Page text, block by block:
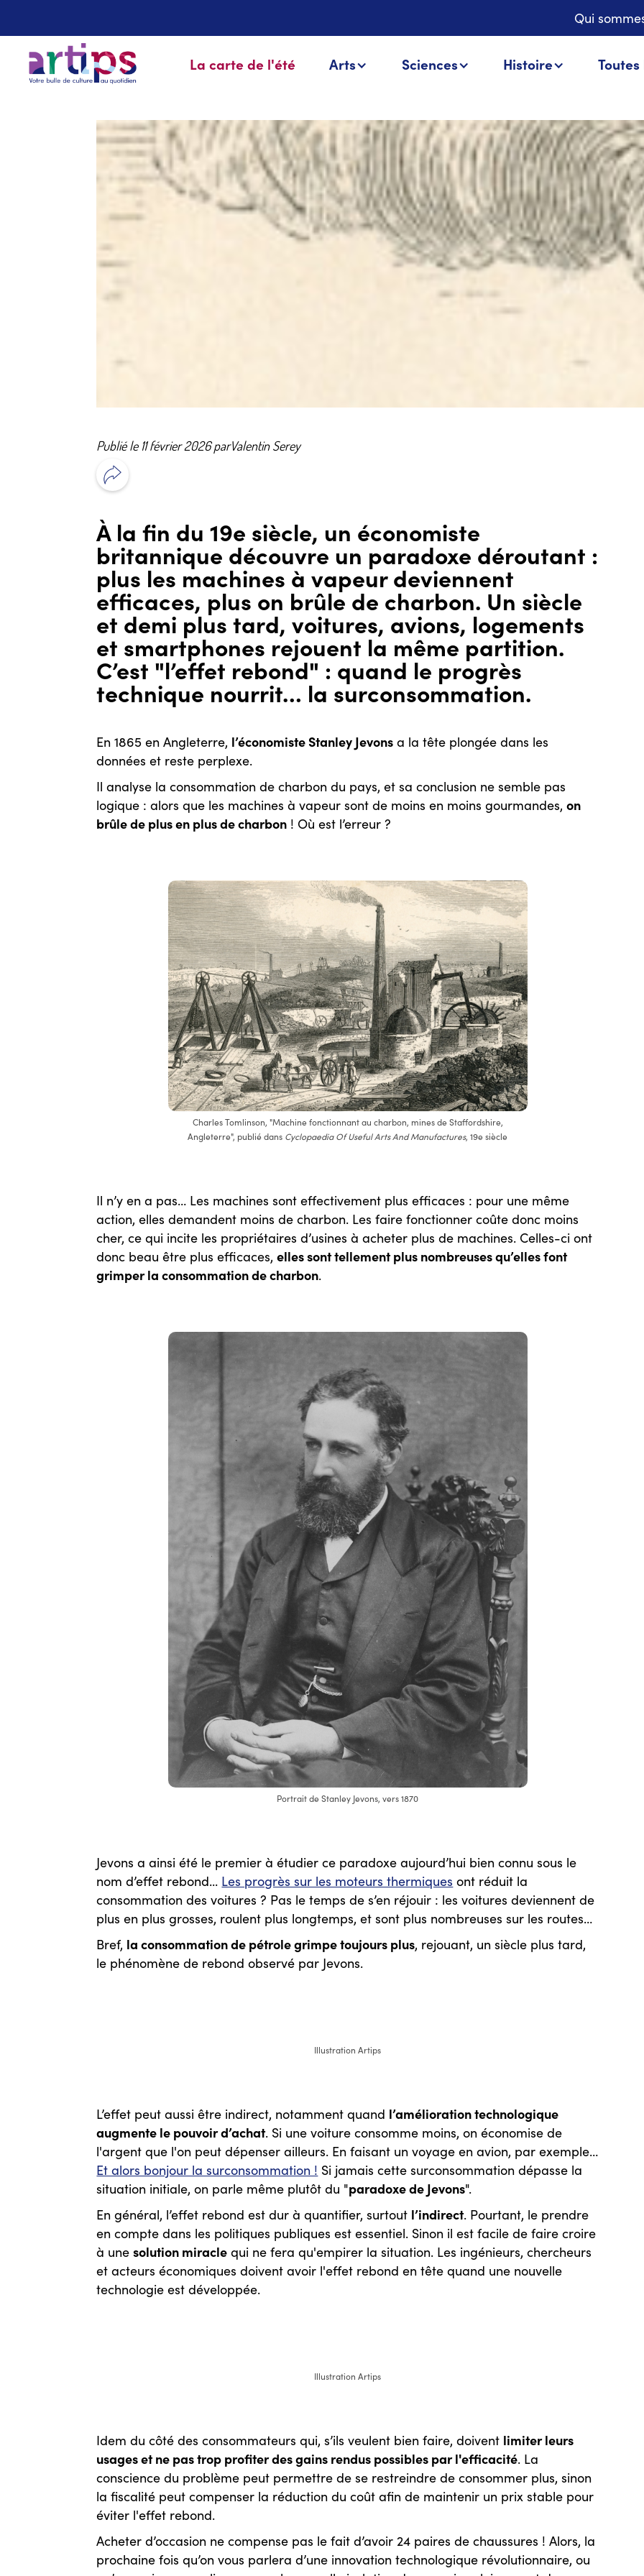
Qui
La carte de l'été Arts Sciences Histoire
Publié le 11 février 2026 parValentin Serey
À la fin du 19e siècle, un économiste
britannique découvre un paradoxe déroutant :
plus les machines à vapeur deviennent
efficaces, plus on brûle de charbon. Un siècle
et demi plus tard, voitures, avions, logements
et smartphones rejouent la même partition.
C’est "l’effet rebond" : quand le progrès
technique nourrit… la surconsommation.
En 1865 en Angleterre, l’économiste Stanley Jevons a la tête plongée dans les
données et reste perplexe.
Il analyse la consommation de charbon du pays, et sa conclusion ne semble pas
logique : alors que les machines à vapeur sont de moins en moins gourmandes,on
brûle de plus en plus de charbon ! Où est l’erreur ?
Charles Tomlinson, "Machine fonctionnant au charbon, mines de Staffordshire,
Angleterre", publié dans Cyclopaedia Of Useful Arts And Manufactures, 19e siècle
Il n’y en a pas… Les machines sont effectivement plus efficaces : pour une même
action, elles demandent moins de charbon. Les faire fonctionner coûte donc moins
cher, ce qui incite les propriétaires d’usines à acheter plus de machines. Celles-ci ont
donc beau être plus efficaces,elles sont tellement plus nombreuses qu’elles font
grimper la consommation de charbon.
Portrait de Stanley Jevons, vers 1870
Jevons a ainsi été le premier à étudier ce paradoxe aujourd’hui bien connu sous le
nom d’effet rebond... Les progrès sur les moteurs thermiques ont réduit la
consommation des voitures ? Pas le temps de s’en réjouir : les voitures deviennent de
plus en plus grosses, roulent plus longtemps, et sont plus nombreuses sur les routes…
Bref, la consommation de pétrole grimpe toujours plus, rejouant, un siècle plus tard,
le phénomène de rebond observé par Jevons.
Illustration Artips
L’effet peut aussi être indirect, notamment quand l’amélioration technologique
augmente le pouvoir d’achat. Si une voiture consomme moins, on économise de
l'argent que l'on peut dépenser ailleurs. En faisant un voyage en avion, par exemple…
Et alors bonjour la surconsommation ! Si jamais cette surconsommation dépasse la
situation initiale, on parle même plutôt du "paradoxe de Jevons".
En général, l’effet rebond est dur à quantifier, surtout l’indirect. Pourtant, le prendre
en compte dans les politiques publiques est essentiel. Sinon il est facile de faire croire
à unesolution miracle qui ne fera qu'empirer la situation. Les ingénieurs, chercheurs
et acteurs économiques doivent avoir l'effet rebond en tête quand une nouvelle
technologie est développée.
Illustration Artips
Idem du côté des consommateurs qui, s’ils veulent bien faire, doivent limiter leurs
usages et ne pas trop profiter des gains rendus possibles par l'efficacité. La
conscience du problème peut permettre de se restreindre de consommer plus, sinon
la fiscalité peut compenser la réduction du coût afin de maintenir un prix stable pour
éviter l'effet rebond.
Acheter d’occasion ne compense pas le fait d’avoir 24 paires de chaussures ! Alors, la
prochaine fois qu’on vous parlera d’une innovation technologique révolutionnaire, ou